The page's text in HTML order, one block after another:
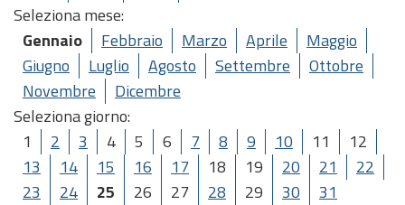
Seleziona mese:
Gennaio
Febbraio Marzo Aprile
Maggio
Giugno
Luglio Agosto Settembre
Ottobre
Novembre
Dicembre
Seleziona giorno:
1
2 3 4 5 6 7 8 9 10 11
12
13
14 15 16 17 18 19 20 21
22
23
24 25 26 27 28 29 30 31